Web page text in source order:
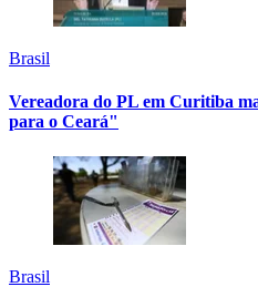
Brasil
Vereadora do PL em Curitiba
para o Ceará"
Brasil